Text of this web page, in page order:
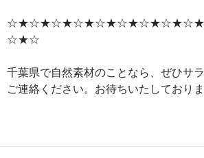
☆★☆
千葉県で自然素材のことなら、ぜひサ
ご連絡ください。お待ちいたしておりま